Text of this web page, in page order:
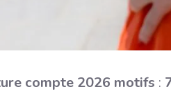
compte 2026 motifs :